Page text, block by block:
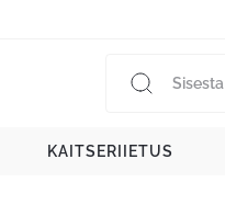
KAITSERIIETUS